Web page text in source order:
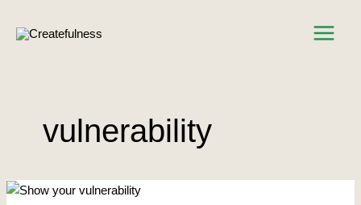
Inhalt
vulnerability
Show
Your